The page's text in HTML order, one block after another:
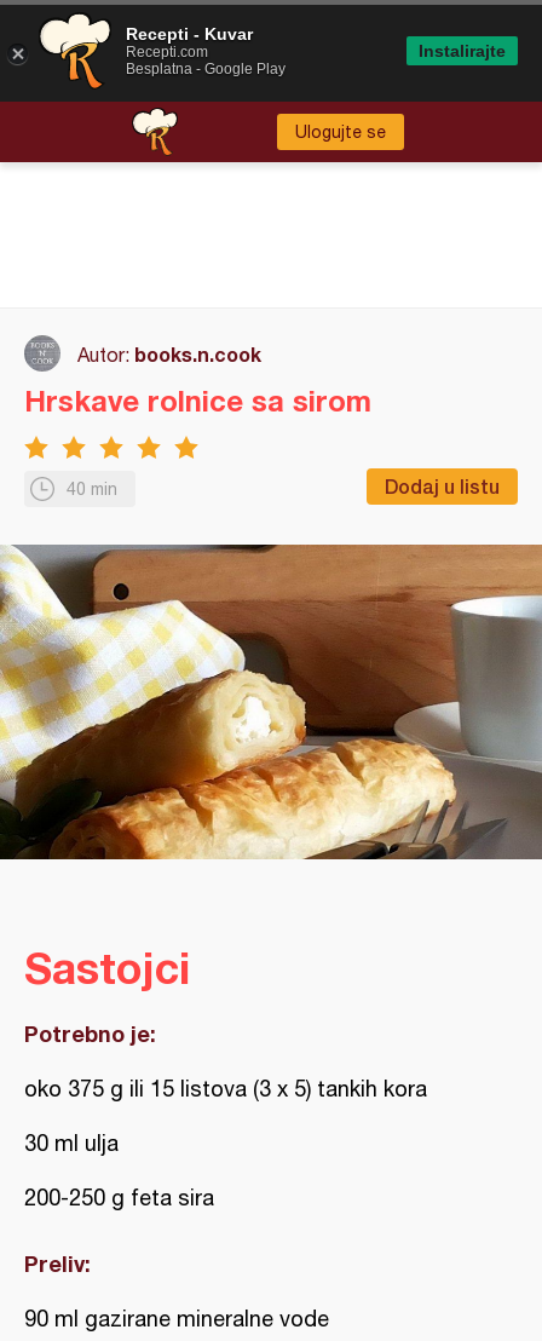
Ulogujte se
Autor: books.n.cook
40 min Dodaj u listu
Hrskave rolnice sa sirom
Sastojci
Potrebno je:
oko 375 g ili 15 listova (3 x 5) tankih kora
30 ml ulja
200-250 g feta sira
Preliv:
90 ml gazirane mineralne vode
Recepti - Kuvar
Recepti.com
Besplatna - Google Play
Instalirajte